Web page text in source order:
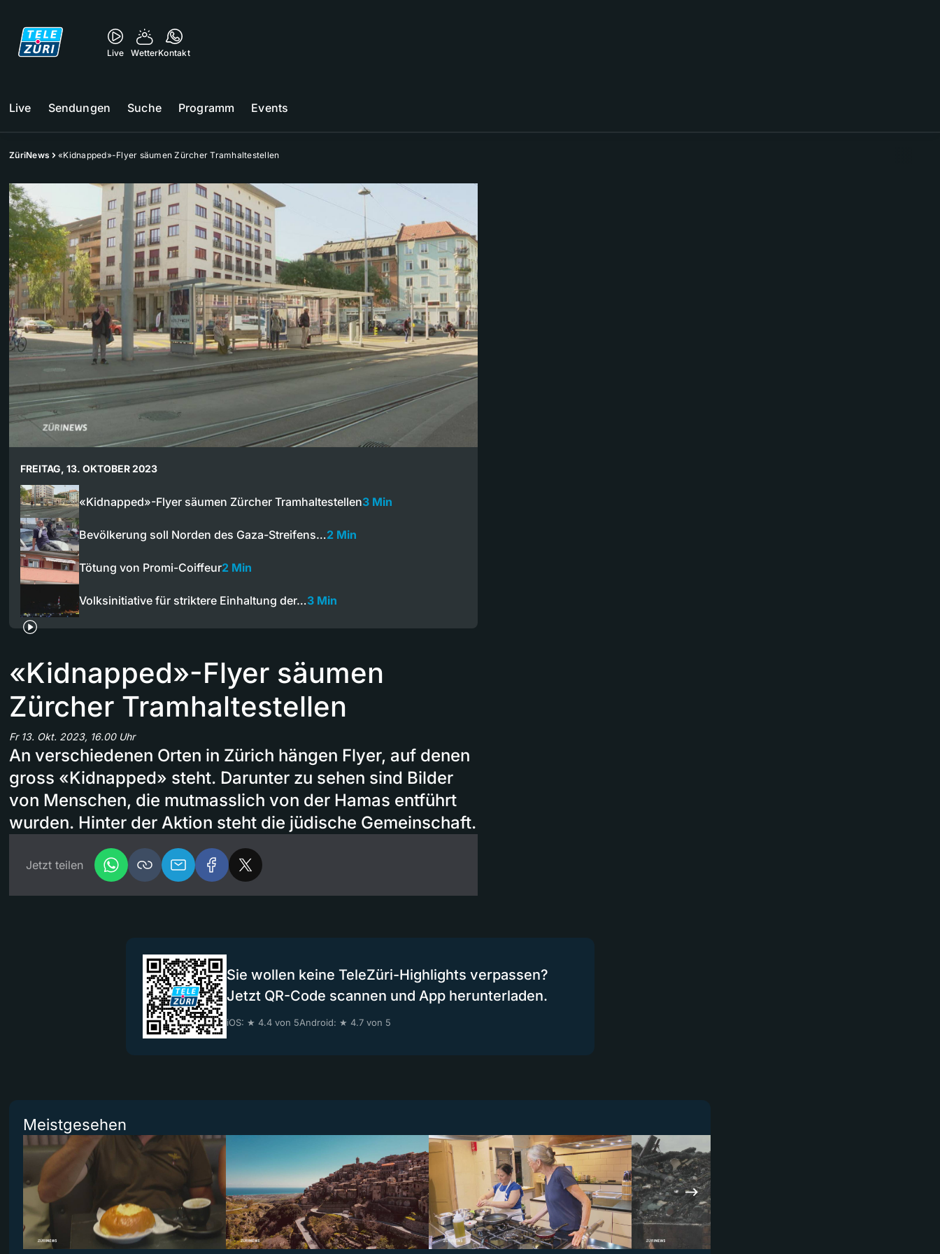
Live WetterKontakt
Live Sendungen Suche Programm Events
ZüriNews «Kidnapped»-Flyer säumen Zürcher Tramhaltestellen
FREITAG, 13. OKTOBER 2023
«Kidnapped»-Flyer säumen Zürcher Tramhaltestellen3 Min
Bevölkerung soll Norden des Gaza-Streifens…2 Min
Tötung von Promi-Coiffeur2 Min
Volksinitiative für striktere Einhaltung der…3 Min
«Kidnapped»-Flyer säumen
Zürcher Tramhaltestellen
Fr 13. Okt. 2023, 16.00 Uhr
An verschiedenen Orten in Zürich hängen Flyer, auf denen
gross «Kidnapped» steht. Darunter zu sehen sind Bilder
von Menschen, die mutmasslich von der Hamas entführt
wurden. Hinter der Aktion steht die jüdische Gemeinschaft.
Jetzt teilen
Sie wollen keine TeleZüri-Highlights verpassen?
Jetzt QR-Code scannen und App herunterladen.
iOS: ★ 4.4 von 5Android: ★ 4.7 von 5
Meistgesehen